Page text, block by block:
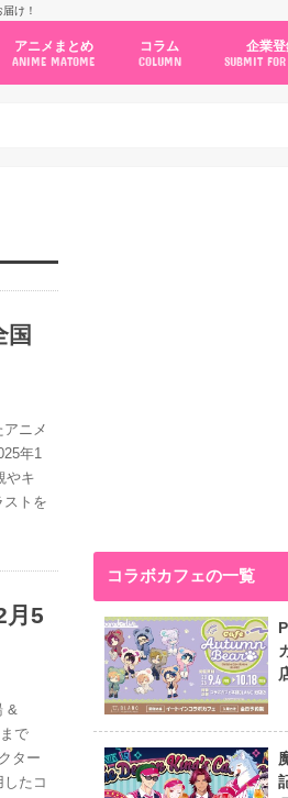
け！
アニメまとめ
ANIME MATOME
コラム
COLUMN
企業
SUBMIT
国
ニメ
年1
やキ
ストを
月5
&
で
ター
たコ
コラボカフェの一覧